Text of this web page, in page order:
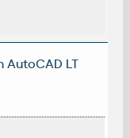
AutoCAD LT